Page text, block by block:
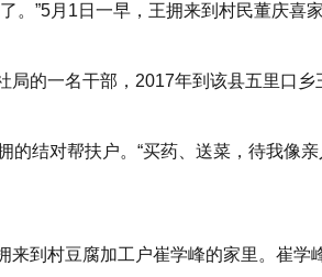
。”5月1日一早，王拥来到村民董庆喜
局的一名干部，2017年到该县五里口乡
的结对帮扶户。“买药、送菜，待我像
来到村豆腐加工户崔学峰的家里。崔学